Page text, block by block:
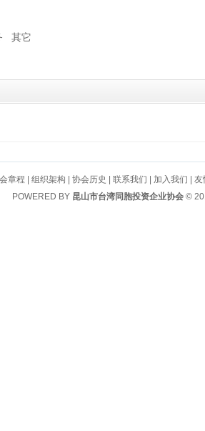
其它
章程 组织架构 协会历史 联系我们 加入我们 友
POWERED BY 昆山市台湾同胞投资企业协会 ©